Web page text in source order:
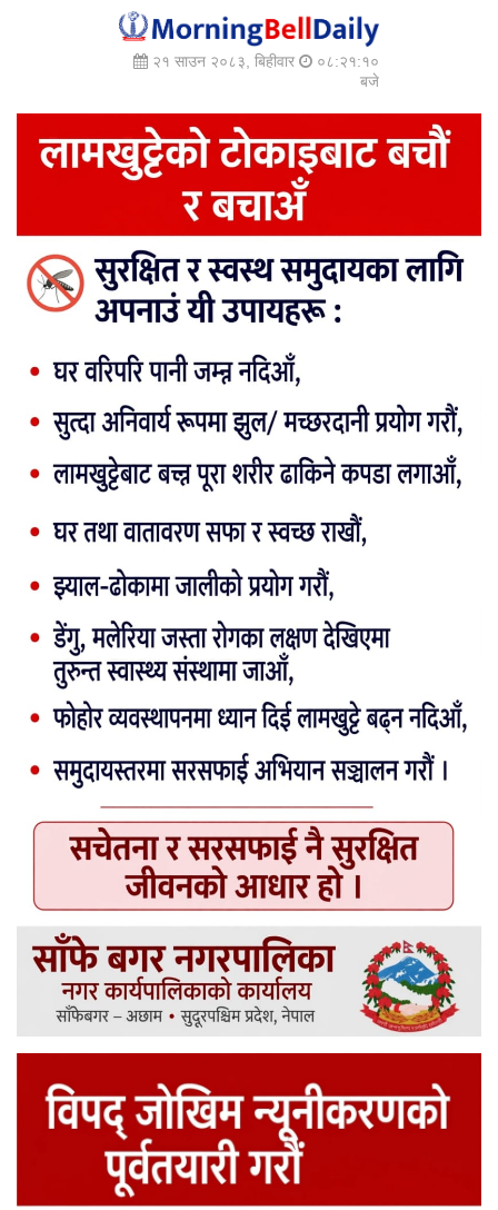
२१ साउन २०८३, बिहीवार
०८:२१:१३
बजे